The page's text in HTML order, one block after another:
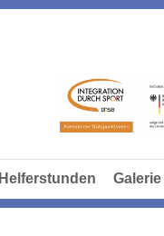
Helferstunden Galerie